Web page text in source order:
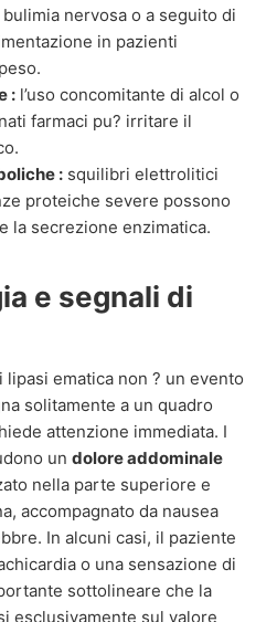
nervosa o a seguito di
in pazienti
: l’uso concomitante di alcol o
farmaci pu? irritare il
: squilibri elettrolitici
proteiche severe possono
la secrezione enzimatica.
e segnali di
ematica non ? un evento
solitamente a un quadro
attenzione immediata. I
un dolore addominale
nella parte superiore e
accompagnato da nausea
In alcuni casi, il paziente
o una sensazione di
sottolineare che la
esclusivamente sul valore